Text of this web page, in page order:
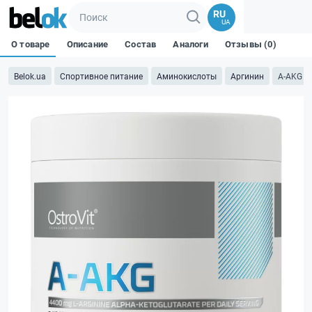
RU
UA
Belok.ua Спортивное питание Аминокислоты Аргинин A-AKG -
О товаре Описание Состав Аналоги Отзывы (0)